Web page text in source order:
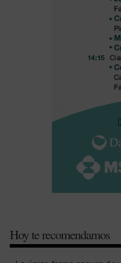
Hoy te recomendamos